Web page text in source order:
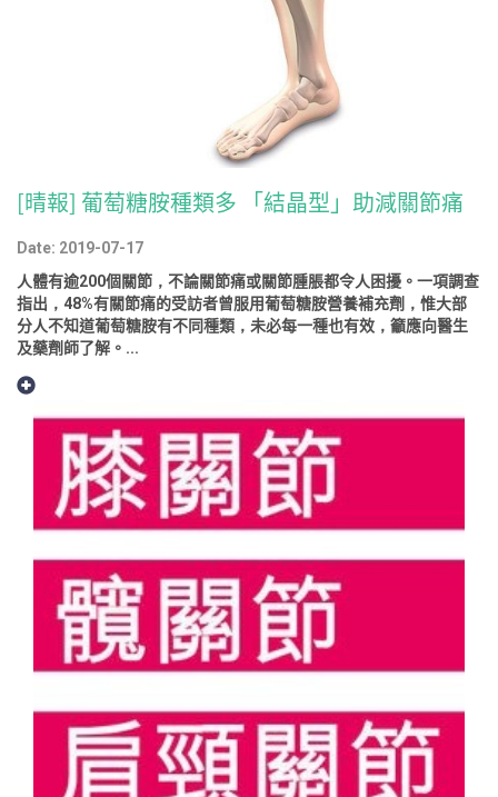
[晴報] 葡萄糖胺種類多 「結晶型」助減關節痛
Date: 2019-07-17
人體有逾200個關節，不論關節痛或關節腫脹都令人困擾。一項調查
指出，48%有關節痛的受訪者曾服用葡萄糖胺營養補充劑，惟大部
分人不知道葡萄糖胺有不同種類，未必每一種也有效，籲應向醫生
及藥劑師了解。...